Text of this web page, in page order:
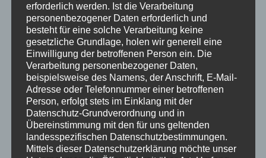
Sternkopf-Engel Karte „Danke, du bist ein Engel!“,
hellgrün
3,00€
In den Warenkorb
erforderlich werden. Ist die Verarbeitung
personenbezogener Daten erforderlich und
besteht für eine solche Verarbeitung keine
gesetzliche Grundlage, holen wir generell eine
Einwilligung der betroffenen Person ein. Die
Verarbeitung personenbezogener Daten,
beispielsweise des Namens, der Anschrift, E-Mail-
Adresse oder Telefonnummer einer betroffenen
Person, erfolgt stets im Einklang mit der
Datenschutz-Grundverordnung und in
Übereinstimmung mit den für uns geltenden
landesspezifischen Datenschutzbestimmungen.
Mittels dieser Datenschutzerklärung möchte unser